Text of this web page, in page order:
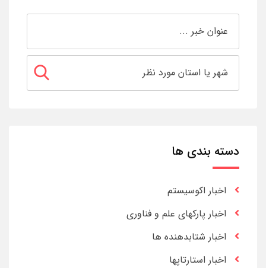
دسته بندی ها
اخبار اکوسیستم
اخبار پارکهای علم و فناوری
اخبار شتابدهنده ها
اخبار استارتاپها